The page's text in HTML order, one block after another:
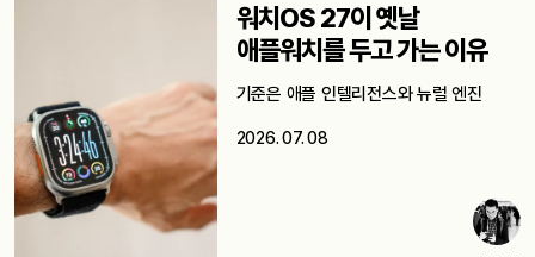
워치OS 27이 옛날
애플워치를 두고 가는 이유
기준은 애플 인텔리전스와 뉴럴 엔진
2026. 07. 08